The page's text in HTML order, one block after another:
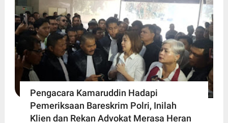
Pengacara Kamaruddin Hadapi
Pemeriksaan Bareskrim Polri, Inilah
Klien dan Rekan Advokat Merasa Heran